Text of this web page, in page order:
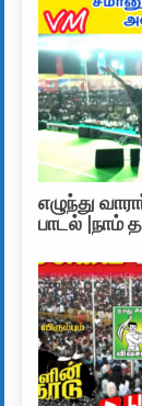
எழுந்து
பாடல் |நாம்